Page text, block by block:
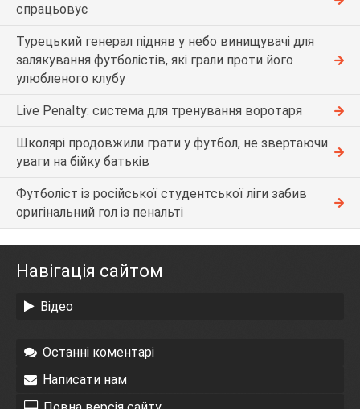
спрацьовує
Турецький генерал підняв у небо винищувачі для
залякування футболістів, які грали проти його
улюбленого клубу
Live Penalty: система для тренування воротаря
Школярі продовжили грати у футбол, не звертаючи
уваги на бійку батьків
Футболіст із російської студентської ліги забив
оригінальний гол із пенальті
Навігація сайтом
Відео
Останні коментарі
Написати нам